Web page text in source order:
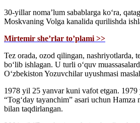
30-yillar noma’lum sabablarga ko‘ra,
Moskvaning Volga kanalida qurilishda
Mirtemir she’rlar to’plami >>
Tez orada, ozod qilingan, nashriyotlarda,
bo‘lib ishlagan. U turli o‘quv
O‘zbekiston Yozuvchilar uyushmasi
1978 yil 25 yanvar kuni vafot etgan.
“Tog‘day tayanchim” asari uchun
bilan taqdirlangan.